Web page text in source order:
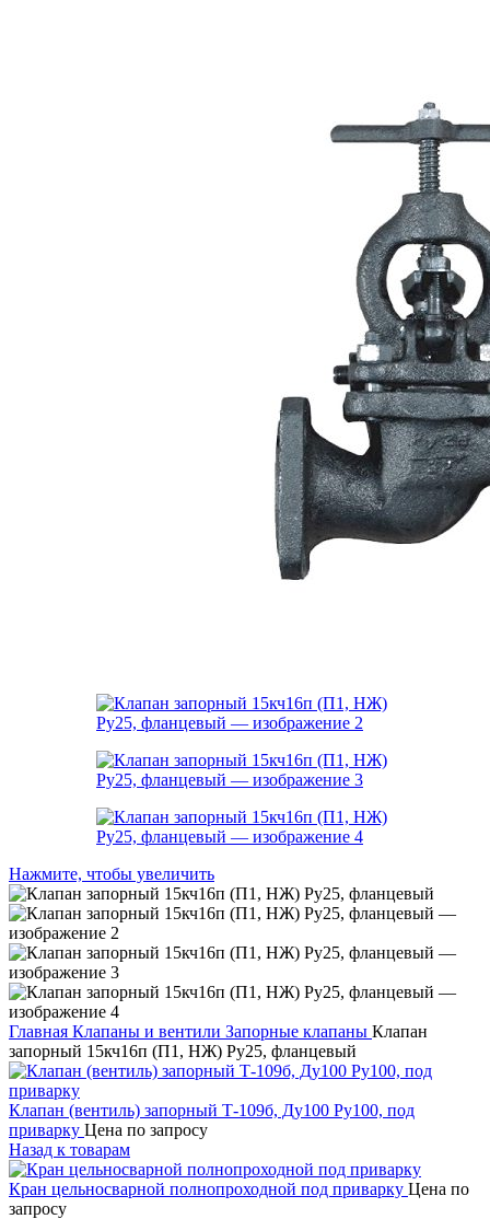
Нажмите, чтобы увеличить
Главная Клапаны и вентили Запорные клапаны Клапан
запорный 15кч16п (П1, НЖ) Ру25, фланцевый
Клапан (вентиль) запорный Т-109б, Ду100 Ру100, под
приварку Цена по запросу
Назад к товарам
Кран цельносварной полнопроходной под приварку Цена по
запросу